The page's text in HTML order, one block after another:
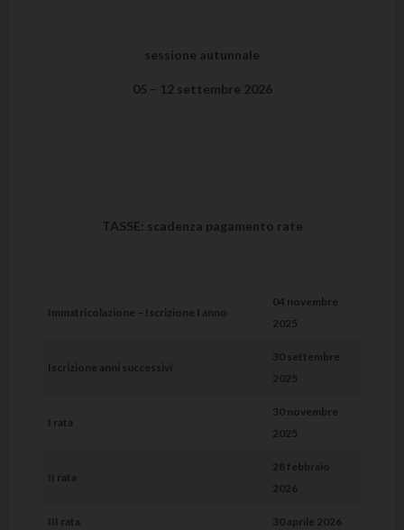
sessione autunnale
05 – 12 settembre 2026
TASSE: scadenza pagamento rate
Immatricolazione – Iscrizione I anno
04 novembre
2025
Iscrizione anni successivi
30 settembre
2025
I rata
30 novembre
2025
II rata
28 febbraio
2026
III rata 30 aprile 2026